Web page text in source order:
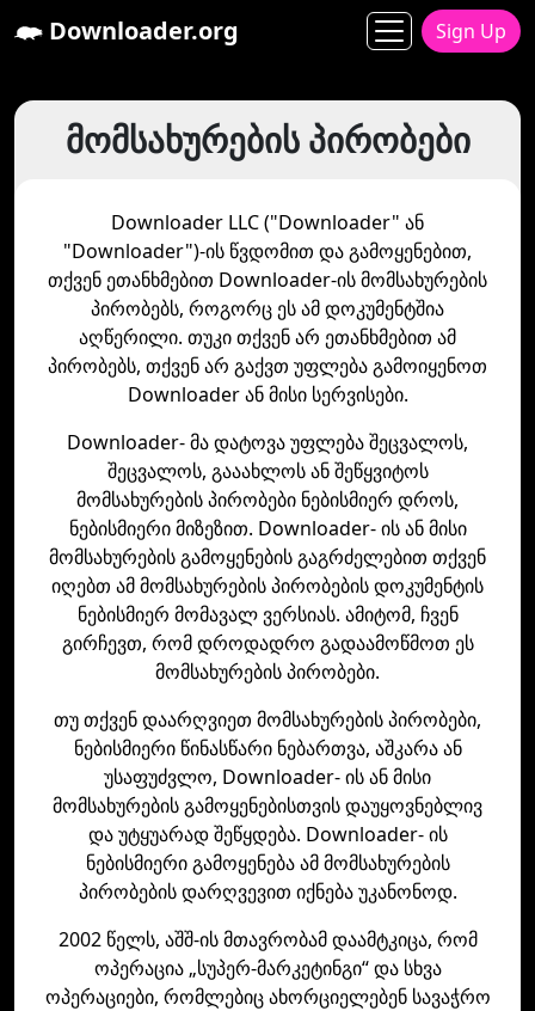
Downloader.org Sign Up
მომსახურების პირობები
Downloader LLC ("Downloader" ან
"Downloader")-ის წვდომით და გამოყენებით,
თქვენ ეთანხმებით Downloader-ის მომსახურების
პირობებს, როგორც ეს ამ დოკუმენტშია
აღწერილი. თუკი თქვენ არ ეთანხმებით ამ
პირობებს, თქვენ არ გაქვთ უფლება გამოიყენოთ
Downloader ან მისი სერვისები.
Downloader- მა დატოვა უფლება შეცვალოს,
შეცვალოს, გააახლოს ან შეწყვიტოს
მომსახურების პირობები ნებისმიერ დროს,
ნებისმიერი მიზეზით. Downloader- ის ან მისი
მომსახურების გამოყენების გაგრძელებით თქვენ
იღებთ ამ მომსახურების პირობების დოკუმენტის
ნებისმიერ მომავალ ვერსიას. ამიტომ, ჩვენ
გირჩევთ, რომ დროდადრო გადაამოწმოთ ეს
მომსახურების პირობები.
თუ თქვენ დაარღვიეთ მომსახურების პირობები,
ნებისმიერი წინასწარი ნებართვა, აშკარა ან
უსაფუძვლო, Downloader- ის ან მისი
მომსახურების გამოყენებისთვის დაუყოვნებლივ
და უტყუარად შეწყდება. Downloader- ის
ნებისმიერი გამოყენება ამ მომსახურების
პირობების დარღვევით იქნება უკანონოდ.
2002 წელს, აშშ-ის მთავრობამ დაამტკიცა, რომ
ოპერაცია „სუპერ-მარკეტინგი“ და სხვა
ოპერაციები, რომლებიც ახორციელებენ სავაჭრო